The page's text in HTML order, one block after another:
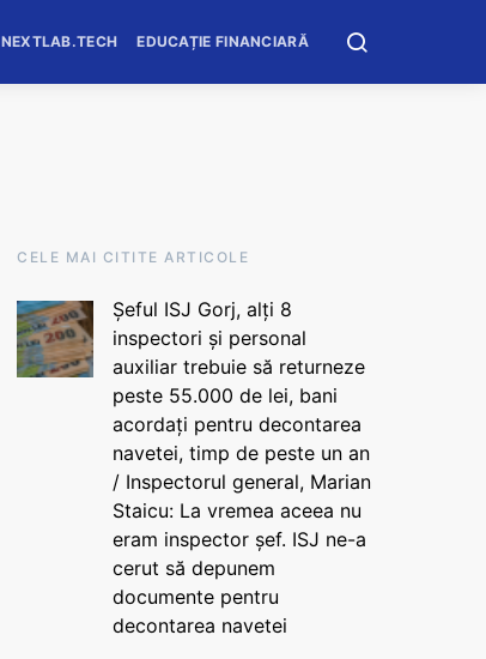
NEXTLAB.TECH EDUCAȚIE FINANCIARĂ
CELE MAI CITITE ARTICOLE
Șeful ISJ Gorj, alți 8
inspectori și personal
auxiliar trebuie să returneze
peste 55.000 de lei, bani
acordați pentru decontarea
navetei, timp de peste un an
/ Inspectorul general, Marian
Staicu: La vremea aceea nu
eram inspector șef. ISJ ne-a
cerut să depunem
documente pentru
decontarea navetei